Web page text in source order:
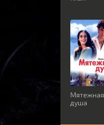
Мятежная
душа